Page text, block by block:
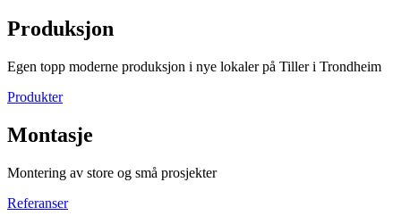
Produksjon
Egen topp moderne produksjon i nye lokaler på Tiller i Trondheim
Produkter
Montasje
Montering av store og små prosjekter
Referanser